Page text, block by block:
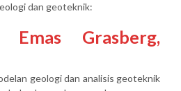
dan geoteknik:
Emas Grasberg,
geologi dan analisis geoteknik